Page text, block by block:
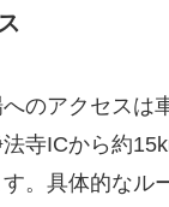
のアクセスは
寺ICから約
。具体的なル